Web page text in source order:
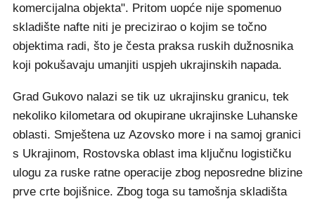
komercijalna objekta". Pritom uopće nije spomenuo
skladište nafte niti je precizirao o kojim se točno
objektima radi, što je česta praksa ruskih dužnosnika
koji pokušavaju umanjiti uspjeh ukrajinskih napada.
Grad Gukovo nalazi se tik uz ukrajinsku granicu, tek
nekoliko kilometara od okupirane ukrajinske Luhanske
oblasti. Smještena uz Azovsko more i na samoj granici
s Ukrajinom, Rostovska oblast ima ključnu logističku
ulogu za ruske ratne operacije zbog neposredne blizine
prve crte bojišnice. Zbog toga su tamošnja skladišta